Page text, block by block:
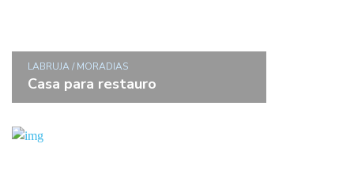
LABRUJA / MORADIAS
Casa para restauro